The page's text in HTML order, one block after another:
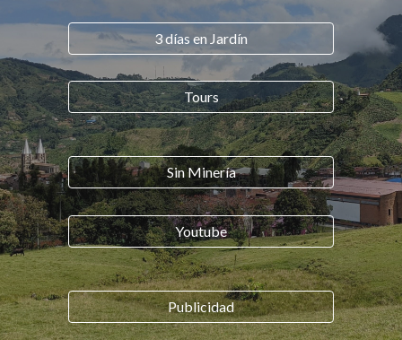
3 días en Jardín
Tours
Sin Minería
Youtube
Publicidad